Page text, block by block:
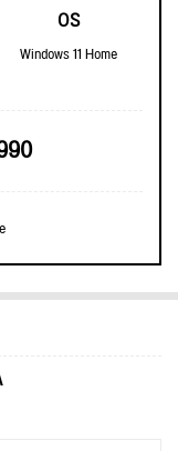
OS
Windows 11 Home